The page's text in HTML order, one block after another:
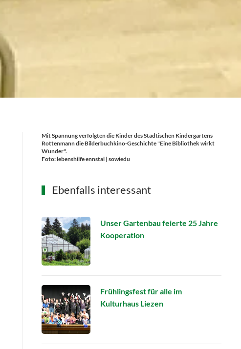
Mit Spannung verfolgten die Kinder des Städtischen Kindergartens
Rottenmann die Bilderbuchkino-Geschichte "Eine Bibliothek wirkt
Wunder".
Foto: lebenshilfe ennstal | sowiedu
Ebenfalls interessant
Unser Gartenbau feierte 25 Jahre
Kooperation
Frühlingsfest für alle im
Kulturhaus Liezen